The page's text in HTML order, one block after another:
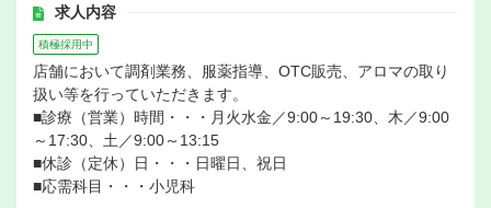
求人内容
積極採用中
店舗において調剤業務、服薬指導、OTC販売、アロマの取り
扱い等を行っていただきます。
■診療（営業）時間・・・月火水金／9:00～19:30、木／9:00
～17:30、土／9:00～13:15
■休診（定休）日・・・日曜日、祝日
■応需科目・・・小児科